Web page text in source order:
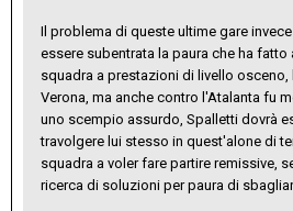
Il problema di queste ultime gare
essere subentrata la paura che ha fatto
squadra a prestazioni di livello
Verona, ma anche contro l'Atalanta fu
uno scempio assurdo, Spalletti dovrà
travolgere lui stesso in quest'alone di
squadra a voler fare partire remissive,
ricerca di soluzioni per paura di